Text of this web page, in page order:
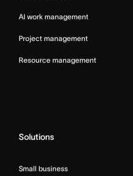
AI work management
Project management
Resource management
Solutions
Small business